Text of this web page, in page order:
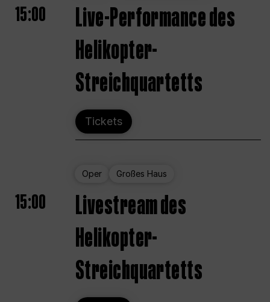
15:00
Live-Performance des
Helikopter-
Streichquartetts
Tickets
Oper Großes Haus
15:00
Livestream des
Helikopter-
Streichquartetts